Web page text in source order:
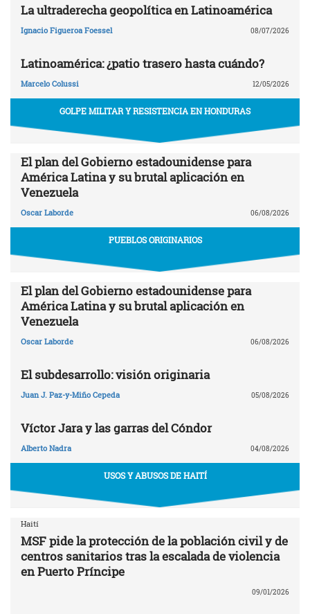
La ultraderecha geopolítica en Latinoamérica
Ignacio Figueroa Foessel 08/07/2026
Latinoamérica: ¿patio trasero hasta cuándo?
Marcelo Colussi 12/05/2026
GOLPE MILITAR Y RESISTENCIA EN HONDURAS
El plan del Gobierno estadounidense para
América Latina y su brutal aplicación en
Venezuela
Oscar Laborde 06/08/2026
PUEBLOS ORIGINARIOS
El plan del Gobierno estadounidense para
América Latina y su brutal aplicación en
Venezuela
Oscar Laborde 06/08/2026
El subdesarrollo: visión originaria
Juan J. Paz-y-Miño Cepeda 05/08/2026
Víctor Jara y las garras del Cóndor
Alberto Nadra 04/08/2026
USOS Y ABUSOS DE HAITÍ
Haití
MSF pide la protección de la población civil y de
centros sanitarios tras la escalada de violencia
en Puerto Príncipe
09/01/2026